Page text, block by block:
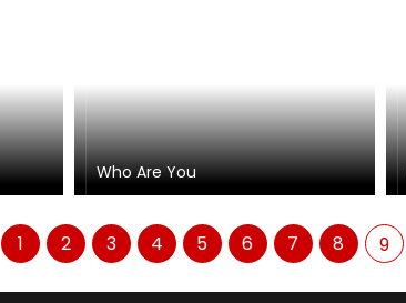
Who Are You
1 2 3 4 5 6 7 8 9